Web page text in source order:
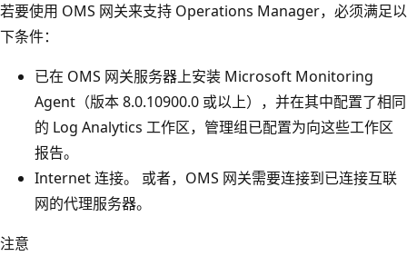
若要使用 OMS 网关来支持 Operations Manager，必须满足以
下条件：
已在 OMS 网关服务器上安装 Microsoft Monitoring
Agent（版本 8.0.10900.0 或以上），并在其中配置了相同
的 Log Analytics 工作区，管理组已配置为向这些工作区
报告。
Internet 连接。 或者，OMS 网关需要连接到已连接互联
网的代理服务器。
注意